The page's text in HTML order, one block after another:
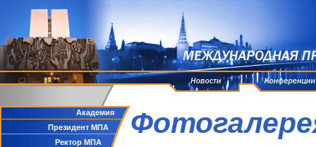
Академия
Президент МПА
Ректор МПА